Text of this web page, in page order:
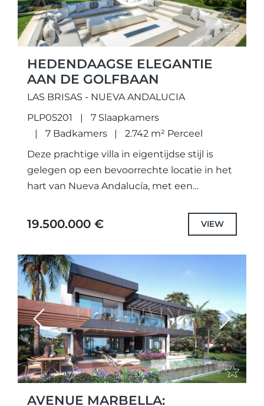
HEDENDAAGSE ELEGANTIE
AAN DE GOLFBAAN
LAS BRISAS - NUEVA ANDALUCIA
PLP05201
7 Slaapkamers
7 Badkamers
2.742 m² Perceel
Deze prachtige villa in eigentijdse stijl is
gelegen op een bevoorrechte locatie in het
hart van Nueva Andalucía, met een
prestigieuze Las Brisas Golfbaan. Dankzij de...
19.500.000 € VIEW
Previous Next
AVENUE MARBELLA: